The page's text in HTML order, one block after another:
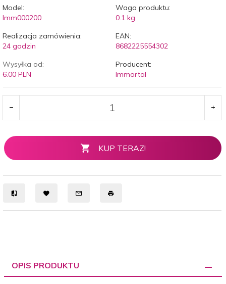
Model:
Imm000200
Waga produktu:
0.1 kg
Realizacja zamówienia:
24 godzin
EAN:
8682225554302
Wysyłka od:
6.00 PLN
Producent:
Immortal
KUP TERAZ!
OPIS PRODUKTU